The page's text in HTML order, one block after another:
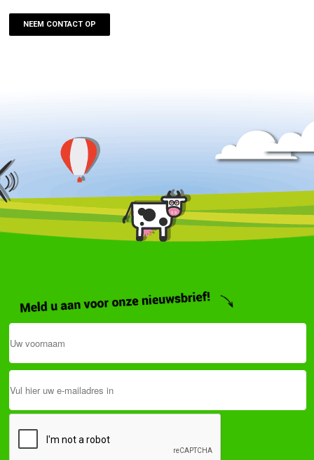
NEEM CONTACT OP